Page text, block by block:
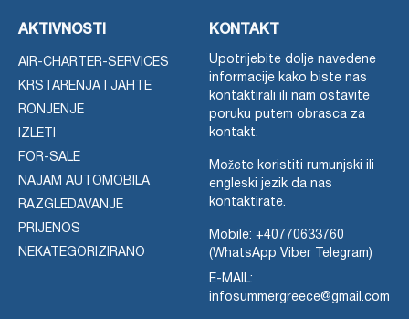
AKTIVNOSTI
AIR-CHARTER-SERVICES
KRSTARENJA I JAHTE
RONJENJE
IZLETI
FOR-SALE
NAJAM AUTOMOBILA
RAZGLEDAVANJE
PRIJENOS
NEKATEGORIZIRANO
KONTAKT
Upotrijebite dolje navedene
informacije kako biste nas
kontaktirali ili nam ostavite
poruku putem obrasca za
kontakt.
Možete koristiti rumunjski ili
engleski jezik da nas
kontaktirate.
Mobile: +40770633760
(WhatsApp Viber Telegram)
E-MAIL:
infosummergreece@gmail.com